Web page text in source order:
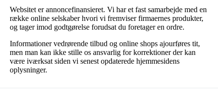
Websitet er annoncefinansieret. Vi har et fast samarbejde med en
række online selskaber hvori vi fremviser firmaernes produkter,
og tager imod godtgørelse forudsat du foretager en ordre.
Informationer vedrørende tilbud og online shops ajourføres tit,
men man kan ikke stille os ansvarlig for korrektioner der kan
være iværksat siden vi senest opdaterede hjemmesidens
oplysninger.